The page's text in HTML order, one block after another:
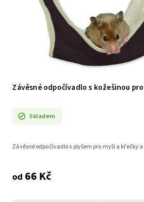
Závěsné odpočívadlo s kožešinou
Skladem
od 66 Kč
Závěsné odpočívadlo s plyšem pro myši a křečky